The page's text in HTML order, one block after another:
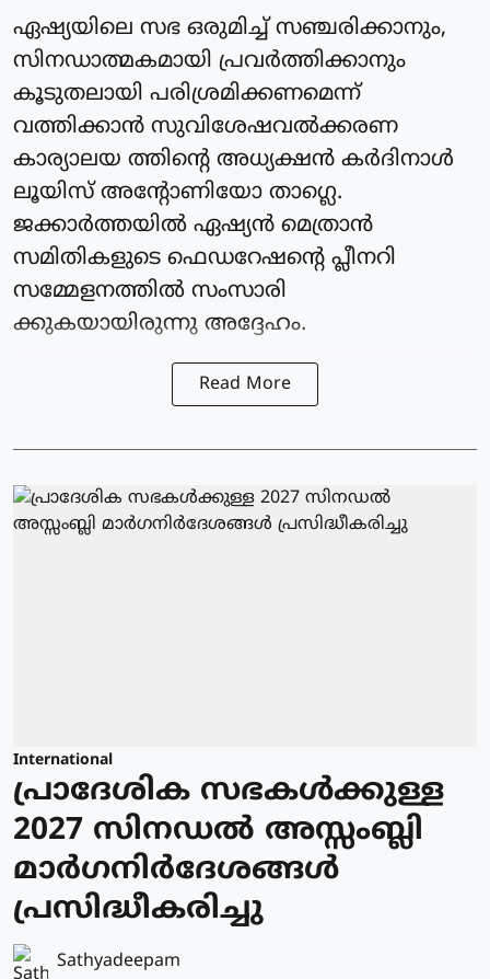
ഏഷ്യയിലെ സഭ ഒരുമിച്ച് സഞ്ചരിക്കാനും,
സിനഡാത്മകമായി പ്രവര്‍ത്തിക്കാനും
കൂടുതലായി പരിശ്രമിക്കണമെന്ന്
വത്തിക്കാന്‍ സുവിശേഷവൽക്കരണ
കാര്യാലയ ത്തിന്റെ അധ്യക്ഷന്‍ കർദിനാള്‍
ലൂയിസ് അന്റോണിയോ താഗ്ലെ.
ജക്കാര്‍ത്തയില്‍ ഏഷ്യന്‍ മെത്രാൻ
സമിതികളുടെ ഫെഡറേഷന്റെ പ്ലീനറി
സമ്മേളനത്തില്‍ സംസാരി
ക്കുകയായിരുന്നു അദ്ദേഹം.
Read More
International
പ്രാദേശിക സഭകള്‍ക്കുള്ള
2027 സിനഡല്‍ അസ്സംബ്ലി
മാര്‍ഗനിര്‍ദേശങ്ങള്‍
പ്രസിദ്ധീകരിച്ചു
Sathyadeepam